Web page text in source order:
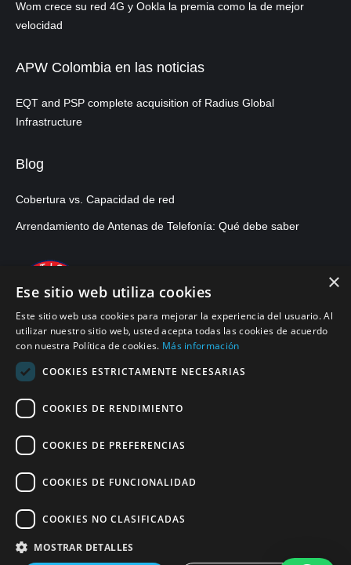
Wom crece su red 4G y Ookla la premia como la de mejor
velocidad
APW Colombia en las noticias
EQT and PSP complete acquisition of Radius Global
Infrastructure
Blog
Cobertura vs. Capacidad de red
Arrendamiento de Antenas de Telefonía: Qué debe saber
Políticas de Cumplimiento SAGRILAFT y PTEE
Condiciones Generales de Uso
Find us on:
×
Ese sitio web utiliza cookies
Este sitio web usa cookies para mejorar la experiencia del usuario. Al
utilizar nuestro sitio web, usted acepta todas las cookies de acuerdo
con nuestra Política de cookies. Más información
COOKIES ESTRICTAMENTE NECESARIAS
COOKIES DE RENDIMIENTO
COOKIES DE PREFERENCIAS
COOKIES DE FUNCIONALIDAD
COOKIES NO CLASIFICADAS
MOSTRAR DETALLES